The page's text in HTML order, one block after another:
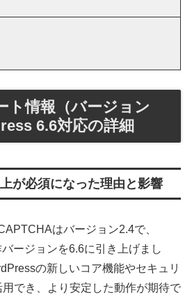
ト情報（バージョン
6.6対応の詳細
が必須になった理由と影響
はバージョン2.4で、
ージョンを6.6に引き上げまし
の新しいコア機能やセキュリ
でき、より安定した動作が期待で